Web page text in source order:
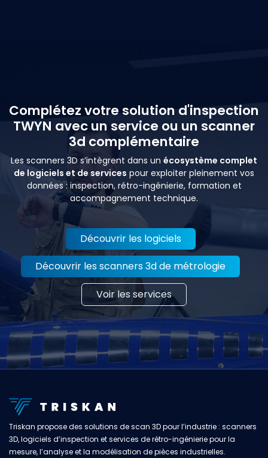
Complétez votre solution d'inspection
TWYN avec un service ou un scanner
3d complémentaire
Les scanners 3D s’intègrent dans un écosystème complet
de logiciels et de services pour exploiter pleinement vos
données : inspection, rétro-ingénierie, formation et
accompagnement technique.
Découvrir les logiciels
Découvrir les scanners 3d de métrologie
Voir les services
Triskan propose des solutions de scan 3D pour l’industrie : scanners
3D, logiciels d’inspection et services de rétro-ingénierie pour la
mesure, l’analyse et la modélisation de pièces industrielles.